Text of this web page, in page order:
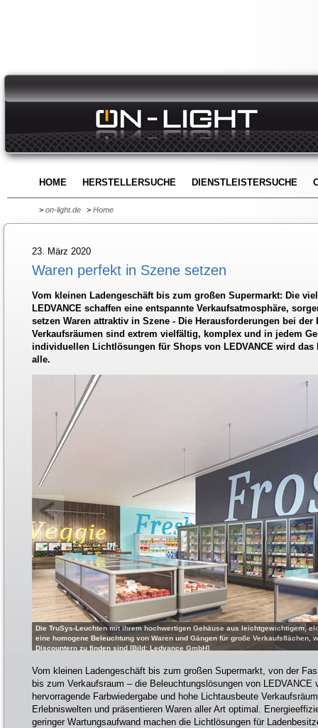
HOME HERSTELLERSUCHE DIENSTLEISTERSUCHE
> on-light.de > Home
23. März 2020
Waren perfekt in Szene setzen
Vom kleinen Ladengeschäft bis zum großen Supermarkt: Die
LEDVANCE schaffen eine entspannte Verkaufsatmosphäre,
setzen Waren attraktiv in Szene - Die Herausforderungen bei
Verkaufsräumen sind extrem vielfältig, komplex und in jedem
individuellen Lichtlösungen für Shops von LEDVANCE wird
alle.
Die TruSys-Leuchten mit ihrem hochwertigen Gehäuse aus leichtgewichtigem,
eine homogene Beleuchtung von Waren und Gängen für große Verkaufsflächen,
Discountern zu finden sind [Bild: Ledvance GmbH]
Vom kleinen Ladengeschäft bis zum großen Supermarkt, von der
bis zum Verkaufsraum – die Beleuchtungslösungen von LEDVANCE
hervorragende Farbwiedergabe und hohe Lichtausbeute
Erlebniswelten und präsentieren Waren aller Art optimal.
geringer Wartungsaufwand machen die Lichtlösungen für